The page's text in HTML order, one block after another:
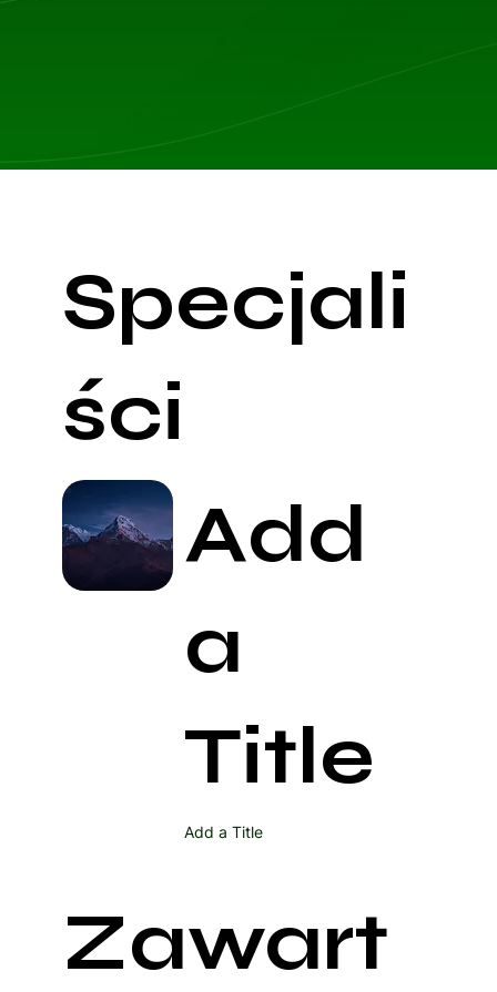
Specjali
ści
Add
a
Title
Add a Title
Zawart